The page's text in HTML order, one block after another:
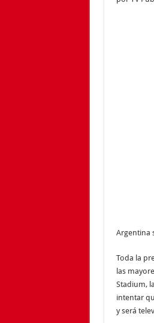
Argentina
Toda la
las
Stadium,
intentar
y será